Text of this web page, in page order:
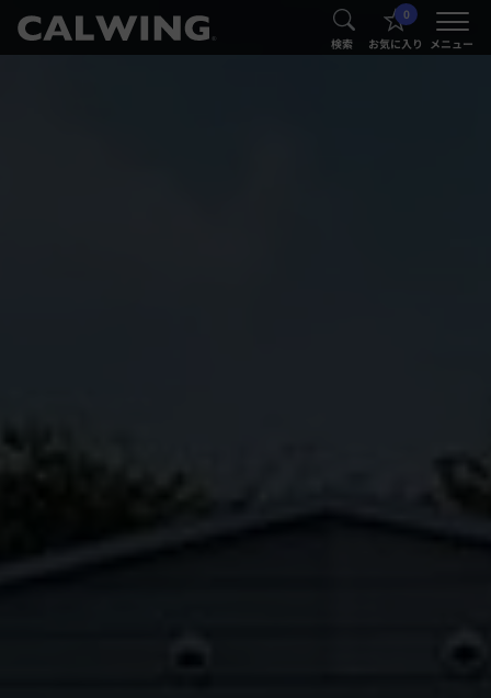
® 検索
0
お気に入り メニュー
®